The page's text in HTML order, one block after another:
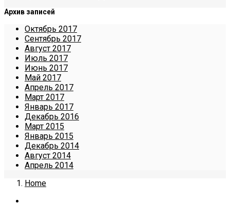
Архив записей
Октябрь 2017
Сентябрь 2017
Август 2017
Июль 2017
Июнь 2017
Май 2017
Апрель 2017
Март 2017
Январь 2017
Декабрь 2016
Март 2015
Январь 2015
Декабрь 2014
Август 2014
Апрель 2014
Home